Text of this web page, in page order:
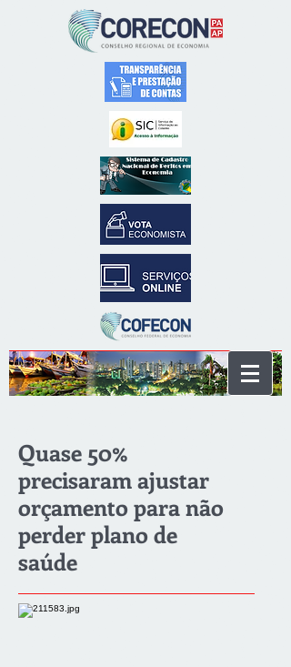
Quase 50%
precisaram ajustar
orçamento para não
perder plano de
saúde